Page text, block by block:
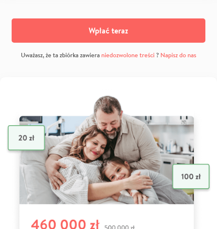
Wpłać teraz
Uważasz, że ta zbiórka zawiera niedozwolone treści? Napisz do nas